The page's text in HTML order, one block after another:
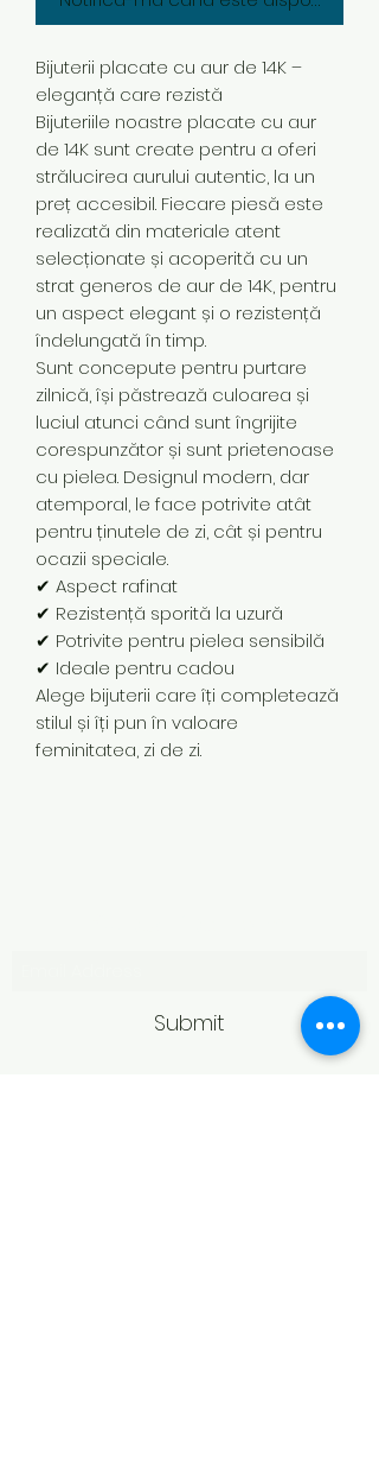
Bijuterii placate cu aur de 14K –
eleganță care rezistă
Bijuteriile noastre placate cu aur
de 14K sunt create pentru a oferi
strălucirea aurului autentic, la un
preț accesibil. Fiecare piesă este
realizată din materiale atent
selecționate și acoperită cu un
strat generos de aur de 14K, pentru
un aspect elegant și o rezistență
îndelungată în timp.
Sunt concepute pentru purtare
zilnică, își păstrează culoarea și
luciul atunci când sunt îngrijite
corespunzător și sunt prietenoase
cu pielea. Designul modern, dar
atemporal, le face potrivite atât
pentru ținutele de zi, cât și pentru
ocazii speciale.
✔ Aspect rafinat
✔ Rezistență sporită la uzură
✔ Potrivite pentru pielea sensibilă
✔ Ideale pentru cadou
Alege bijuterii care îți completează
stilul și îți pun în valoare
feminitatea, zi de zi.
Submit